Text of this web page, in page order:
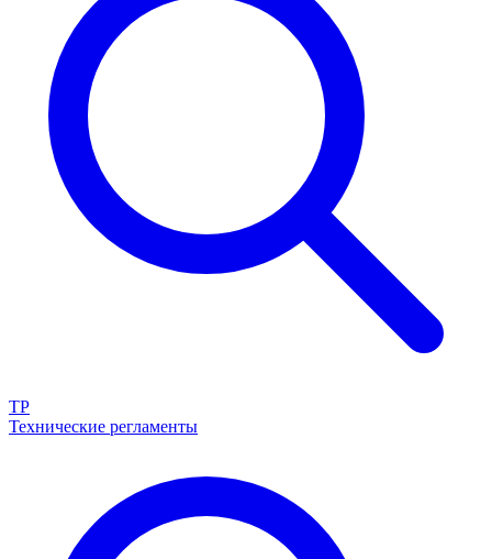
ТР
Технические регламенты